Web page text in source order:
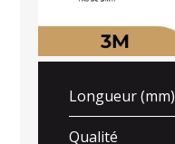
Longueur (mm)
Qualité